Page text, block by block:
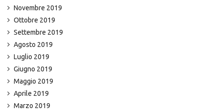
Novembre 2019
Ottobre 2019
Settembre 2019
Agosto 2019
Luglio 2019
Giugno 2019
Maggio 2019
Aprile 2019
Marzo 2019